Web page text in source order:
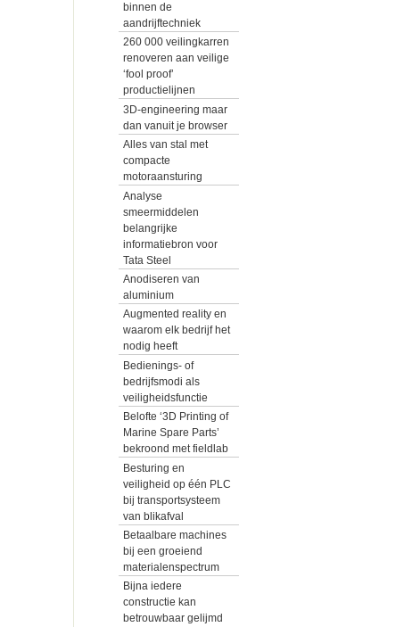
binnen de
aandrijftechniek
260 000 veilingkarren
renoveren aan veilige
‘fool proof’
productielijnen
3D-engineering maar
dan vanuit je browser
Alles van stal met
compacte
motoraansturing
Analyse
smeermiddelen
belangrijke
informatiebron voor
Tata Steel
Anodiseren van
aluminium
Augmented reality en
waarom elk bedrijf het
nodig heeft
Bedienings- of
bedrijfsmodi als
veiligheidsfunctie
Belofte ‘3D Printing of
Marine Spare Parts’
bekroond met fieldlab
Besturing en
veiligheid op één PLC
bij transportsysteem
van blikafval
Betaalbare machines
bij een groeiend
materialenspectrum
Bijna iedere
constructie kan
betrouwbaar gelijmd